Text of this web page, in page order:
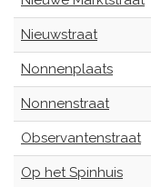
Nieuwstraat
Nonnenplaats
Nonnenstraat
Observantenstraat
Op het Spinhuis